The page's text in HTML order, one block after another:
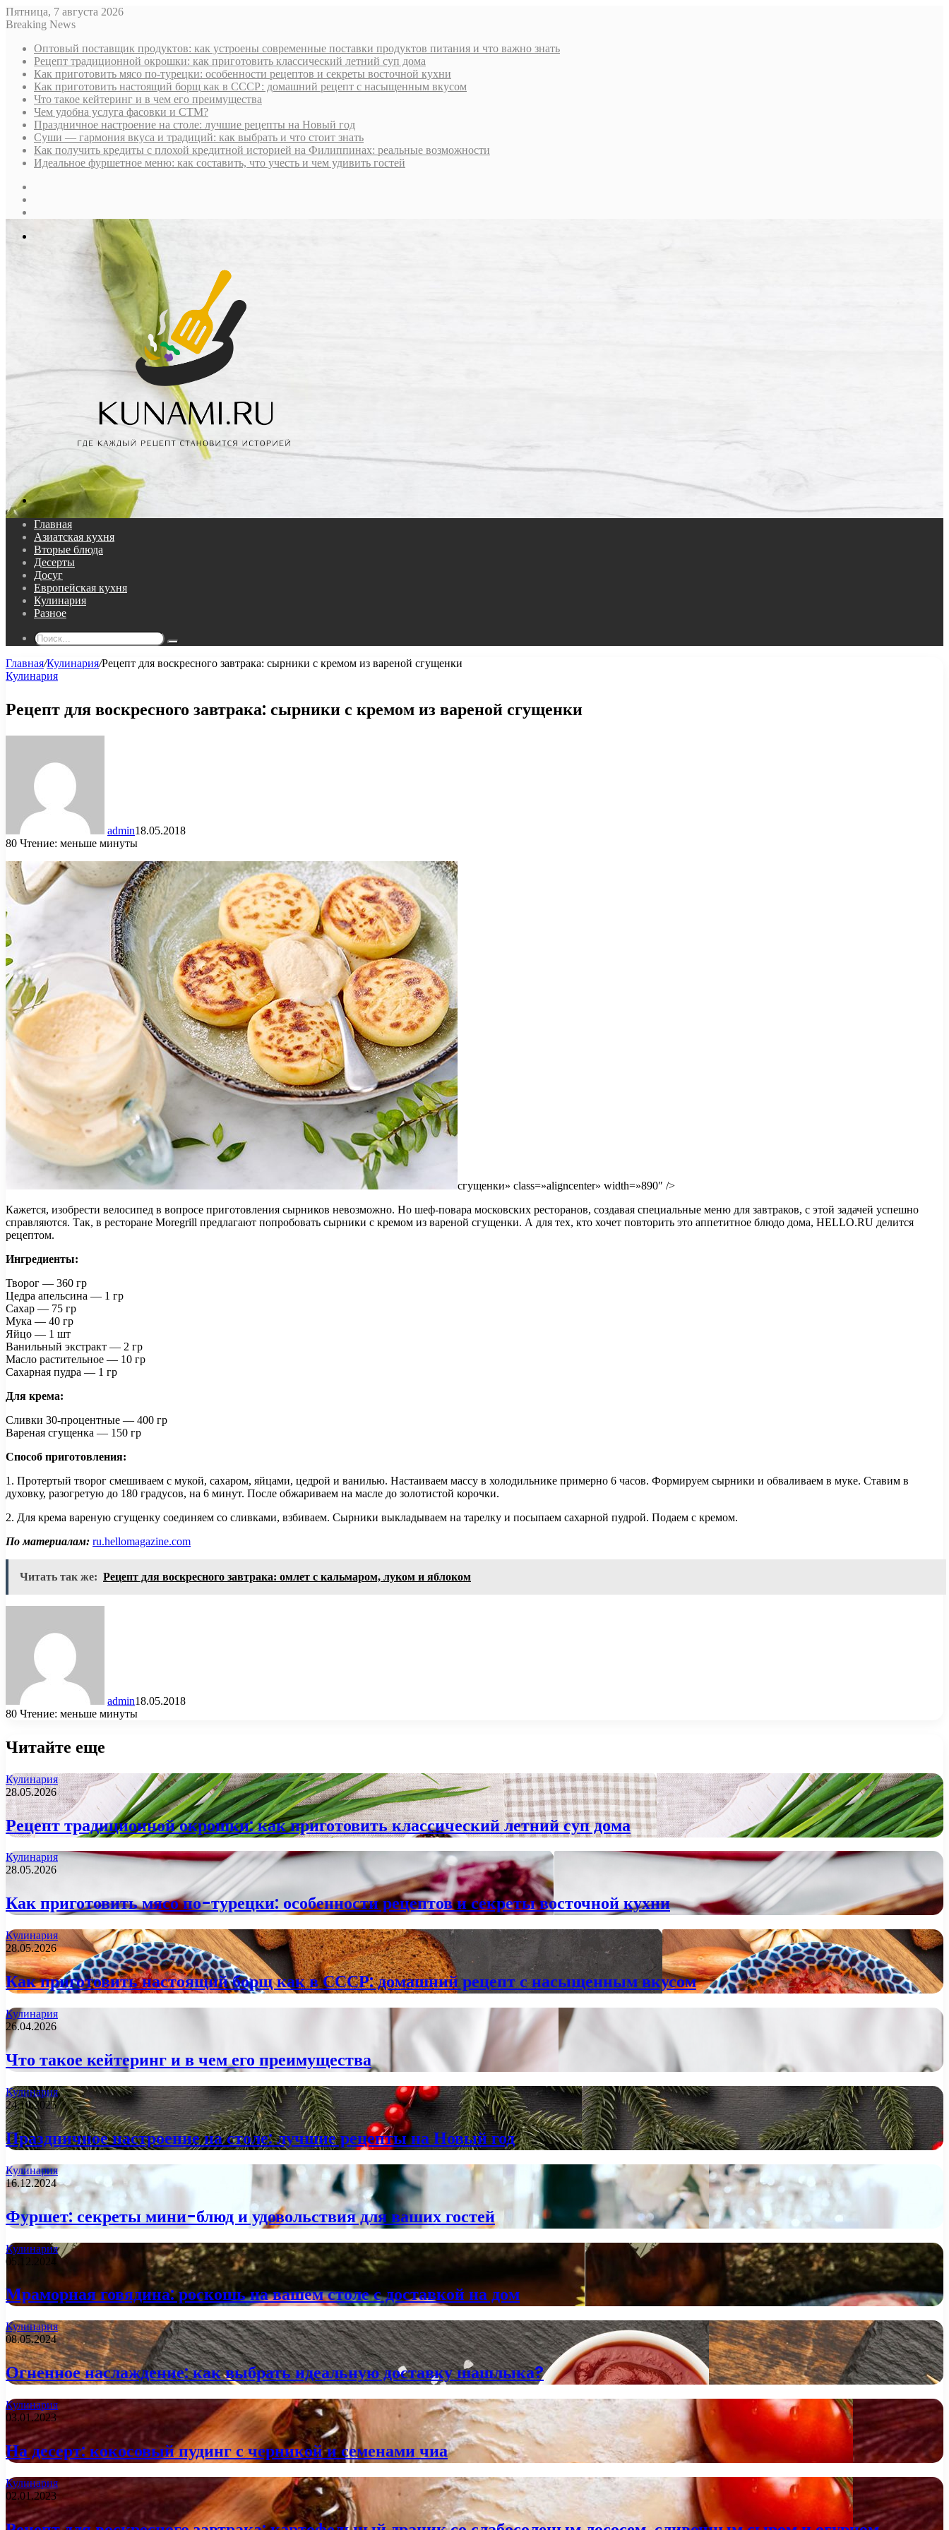
Пятница, 7 августа 2026
Breaking News
Оптовый поставщик продуктов: как устроены современные поставки продуктов питания и что важно знать
Рецепт традиционной окрошки: как приготовить классический летний суп дома
Как приготовить мясо по-турецки: особенности рецептов и секреты восточной кухни
Как приготовить настоящий борщ как в СССР: домашний рецепт с насыщенным вкусом
Что такое кейтеринг и в чем его преимущества
Чем удобна услуга фасовки и СТМ?
Праздничное настроение на столе: лучшие рецепты на Новый год
Суши — гармония вкуса и традиций: как выбрать и что стоит знать
Как получить кредиты с плохой кредитной историей на Филиппинах: реальные возможности
Идеальное фуршетное меню: как составить, что учесть и чем удивить гостей
Поиск...
Главная
Азиатская кухня
Вторые блюда
Десерты
Досуг
Европейская кухня
Кулинария
Разное
Поиск...
Главная/Кулинария/Рецепт для воскресного завтрака: сырники с кремом из вареной сгущенки
Кулинария
Рецепт для воскресного завтрака: сырники с кремом из вареной сгущенки
admin18.05.2018
80 Чтение: меньше минуты
сгущенки» class=»aligncenter» width=»890″ />
Кажется, изобрести велосипед в вопросе приготовления сырников невозможно. Но шеф-повара московских ресторанов, создавая специальные меню для завтраков, с этой задачей успешно
справляются. Так, в ресторане Moregrill предлагают попробовать сырники с кремом из вареной сгущенки. А для тех, кто хочет повторить это аппетитное блюдо дома, HELLO.RU делится
рецептом.
Ингредиенты:
Творог — 360 гр
Цедра апельсина — 1 гр
Сахар — 75 гр
Мука — 40 гр
Яйцо — 1 шт
Ванильный экстракт — 2 гр
Масло растительное — 10 гр
Сахарная пудра — 1 гр
Для крема:
Сливки 30-процентные — 400 гр
Вареная сгущенка — 150 гр
Способ приготовления:
1. Протертый творог смешиваем с мукой, сахаром, яйцами, цедрой и ванилью. Настаиваем массу в холодильнике примерно 6 часов. Формируем сырники и обваливаем в муке. Ставим в
духовку, разогретую до 180 градусов, на 6 минут. После обжариваем на масле до золотистой корочки.
2. Для крема вареную сгущенку соединяем со сливками, взбиваем. Сырники выкладываем на тарелку и посыпаем сахарной пудрой. Подаем с кремом.
По материалам: ru.hellomagazine.com
Читать так же: Рецепт для воскресного завтрака: омлет с кальмаром, луком и яблоком
admin18.05.2018
80 Чтение: меньше минуты
Читайте еще
Кулинария
28.05.2026
Рецепт традиционной окрошки: как приготовить классический летний суп дома
Кулинария
28.05.2026
Как приготовить мясо по-турецки: особенности рецептов и секреты восточной кухни
Кулинария
28.05.2026
Как приготовить настоящий борщ как в СССР: домашний рецепт с насыщенным вкусом
Кулинария
26.04.2026
Что такое кейтеринг и в чем его преимущества
Кулинария
24.10.2025
Праздничное настроение на столе: лучшие рецепты на Новый год
Кулинария
16.12.2024
Фуршет: секреты мини-блюд и удовольствия для ваших гостей
Кулинария
05.12.2024
Мраморная говядина: роскошь на вашем столе с доставкой на дом
Кулинария
08.05.2024
Огненное наслаждение: как выбрать идеальную доставку шашлыка?
Кулинария
03.01.2023
На десерт: кокосовый пудинг с черникой и семенами чиа
Кулинария
02.01.2023